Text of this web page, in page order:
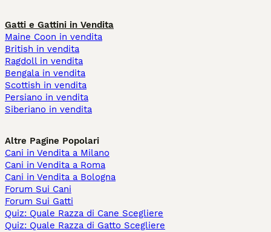
Gatti e Gattini in Vendita
Maine Coon in vendita
British in vendita
Ragdoll in vendita
Bengala in vendita
Scottish in vendita
Persiano in vendita
Siberiano in vendita
Altre Pagine Popolari
Cani in Vendita a Milano
Cani in Vendita a Roma
Cani in Vendita a Bologna
Forum Sui Cani
Forum Sui Gatti
Quiz: Quale Razza di Cane Scegliere
Quiz: Quale Razza di Gatto Scegliere